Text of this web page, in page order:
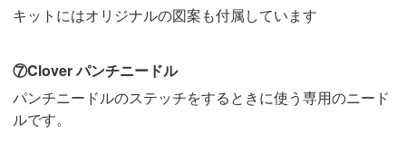
キットにはオリジナルの図案も付属しています
⑦Clover パンチニードル
パンチニードルのステッチをするときに使う専用のニード
ルです。